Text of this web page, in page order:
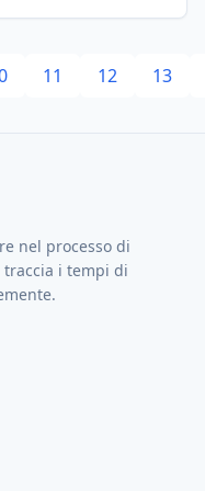
11 12 13
nel processo di
traccia i tempi di